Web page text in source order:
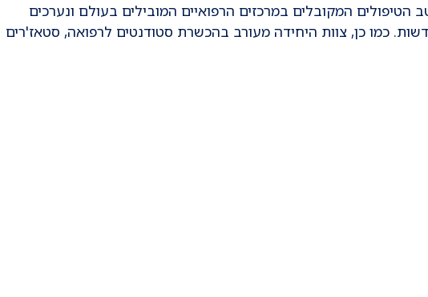
הטיפולים המקובלים במרכזים הרפואיים המובילים בעולם ונערכים
כמו כן, צוות היחידה מעורב בהכשרת סטודנטים לרפואה, סטאז'רים